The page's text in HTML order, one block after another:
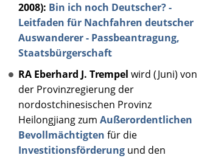
2008): Bin ich noch Deutscher? -
Leitfaden für Nachfahren deutscher
Auswanderer - Passbeantragung,
Staatsbürgerschaft
RA Eberhard J. Trempel wird (Juni) von
der Provinzregierung der
nordostchinesischen Provinz
Heilongjiang zum Außerordentlichen
Bevollmächtigten für die
Investitionsförderung und den